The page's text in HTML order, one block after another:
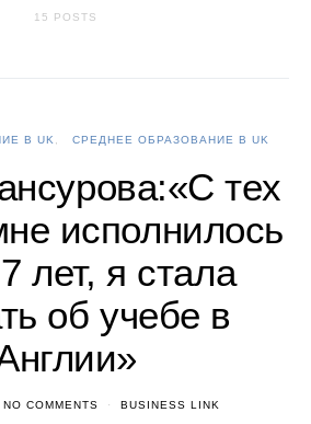
15 POSTS
В UK СРЕДНЕЕ ОБРАЗОВАНИЕ В UK
тех
исполнилось
лет, я стала
об учебе в
NO COMMENTS BUSINESS LINK